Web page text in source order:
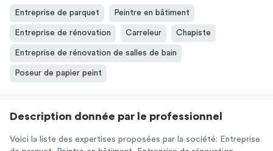
Entreprise de parquet Peintre en bâtiment
Entreprise de rénovation Carreleur Chapiste
Entreprise de rénovation de salles de bain
Poseur de papier peint
Description donnée par le professionnel
Voici la liste des expertises proposées par la société: Entreprise